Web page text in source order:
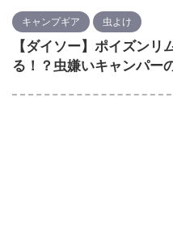
キャンプギア 虫よけ
【ダイソー】ポイズンリ
る！？虫嫌いキャンパー